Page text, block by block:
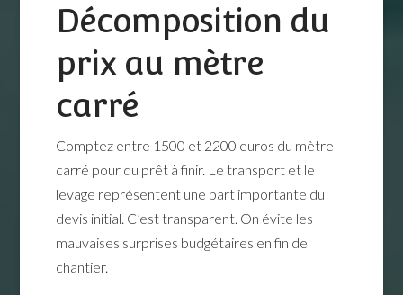
Décomposition du
prix au mètre
carré
Comptez entre 1500 et 2200 euros du mètre
carré pour du prêt à finir. Le transport et le
levage représentent une part importante du
devis initial. C’est transparent. On évite les
mauvaises surprises budgétaires en fin de
chantier.